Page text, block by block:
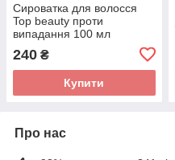
Сироватка для волосся
Top beauty проти
випадання 100 мл
240 ₴
Купити
Про нас